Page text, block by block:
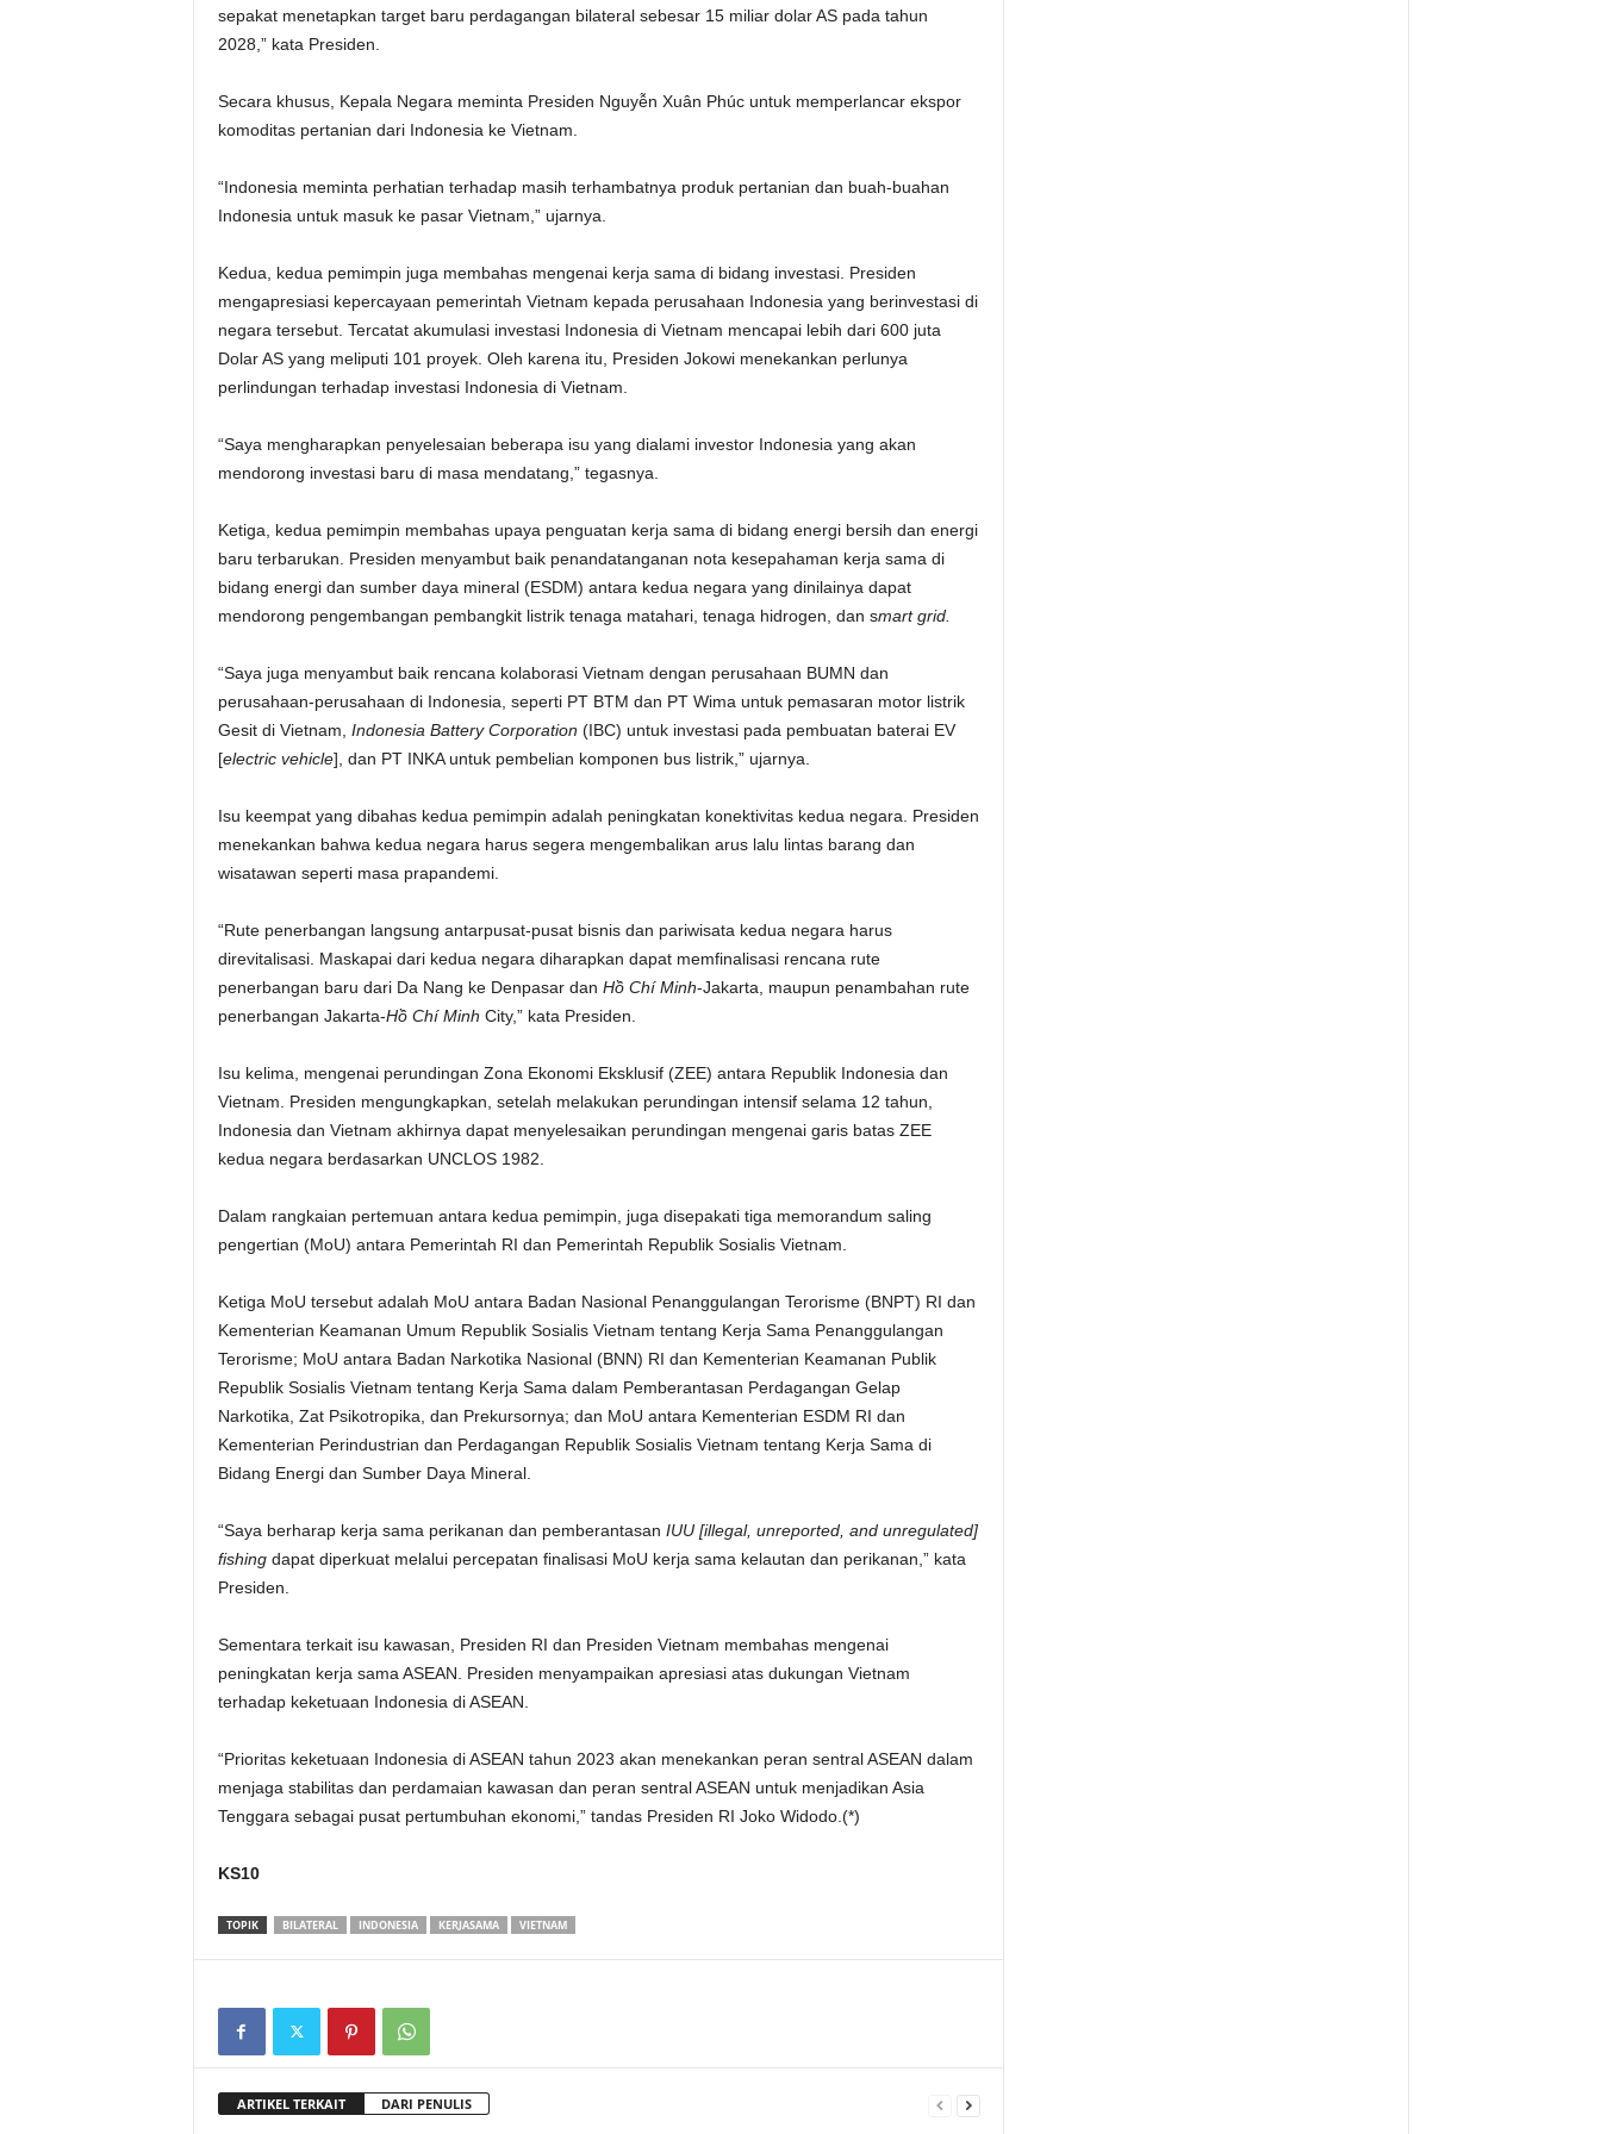
sepakat menetapkan target baru perdagangan bilateral sebesar 15 miliar dolar AS pada tahun
2028,” kata Presiden.
Secara khusus, Kepala Negara meminta Presiden Nguyễn Xuân Phúc untuk memperlancar ekspor
komoditas pertanian dari Indonesia ke Vietnam.
“Indonesia meminta perhatian terhadap masih terhambatnya produk pertanian dan buah-buahan
Indonesia untuk masuk ke pasar Vietnam,” ujarnya.
Kedua, kedua pemimpin juga membahas mengenai kerja sama di bidang investasi. Presiden
mengapresiasi kepercayaan pemerintah Vietnam kepada perusahaan Indonesia yang berinvestasi di
negara tersebut. Tercatat akumulasi investasi Indonesia di Vietnam mencapai lebih dari 600 juta
Dolar AS yang meliputi 101 proyek. Oleh karena itu, Presiden Jokowi menekankan perlunya
perlindungan terhadap investasi Indonesia di Vietnam.
“Saya mengharapkan penyelesaian beberapa isu yang dialami investor Indonesia yang akan
mendorong investasi baru di masa mendatang,” tegasnya.
Ketiga, kedua pemimpin membahas upaya penguatan kerja sama di bidang energi bersih dan energi
baru terbarukan. Presiden menyambut baik penandatanganan nota kesepahaman kerja sama di
bidang energi dan sumber daya mineral (ESDM) antara kedua negara yang dinilainya dapat
mendorong pengembangan pembangkit listrik tenaga matahari, tenaga hidrogen, dan smart grid.
“Saya juga menyambut baik rencana kolaborasi Vietnam dengan perusahaan BUMN dan
perusahaan-perusahaan di Indonesia, seperti PT BTM dan PT Wima untuk pemasaran motor listrik
Gesit di Vietnam, Indonesia Battery Corporation (IBC) untuk investasi pada pembuatan baterai EV
[electric vehicle], dan PT INKA untuk pembelian komponen bus listrik,” ujarnya.
Isu keempat yang dibahas kedua pemimpin adalah peningkatan konektivitas kedua negara. Presiden
menekankan bahwa kedua negara harus segera mengembalikan arus lalu lintas barang dan
wisatawan seperti masa prapandemi.
“Rute penerbangan langsung antarpusat-pusat bisnis dan pariwisata kedua negara harus
direvitalisasi. Maskapai dari kedua negara diharapkan dapat memfinalisasi rencana rute
penerbangan baru dari Da Nang ke Denpasar dan Hồ Chí Minh-Jakarta, maupun penambahan rute
penerbangan Jakarta-Hồ Chí Minh City,” kata Presiden.
Isu kelima, mengenai perundingan Zona Ekonomi Eksklusif (ZEE) antara Republik Indonesia dan
Vietnam. Presiden mengungkapkan, setelah melakukan perundingan intensif selama 12 tahun,
Indonesia dan Vietnam akhirnya dapat menyelesaikan perundingan mengenai garis batas ZEE
kedua negara berdasarkan UNCLOS 1982.
Dalam rangkaian pertemuan antara kedua pemimpin, juga disepakati tiga memorandum saling
pengertian (MoU) antara Pemerintah RI dan Pemerintah Republik Sosialis Vietnam.
Ketiga MoU tersebut adalah MoU antara Badan Nasional Penanggulangan Terorisme (BNPT) RI dan
Kementerian Keamanan Umum Republik Sosialis Vietnam tentang Kerja Sama Penanggulangan
Terorisme; MoU antara Badan Narkotika Nasional (BNN) RI dan Kementerian Keamanan Publik
Republik Sosialis Vietnam tentang Kerja Sama dalam Pemberantasan Perdagangan Gelap
Narkotika, Zat Psikotropika, dan Prekursornya; dan MoU antara Kementerian ESDM RI dan
Kementerian Perindustrian dan Perdagangan Republik Sosialis Vietnam tentang Kerja Sama di
Bidang Energi dan Sumber Daya Mineral.
“Saya berharap kerja sama perikanan dan pemberantasan IUU [illegal, unreported, and unregulated]
fishingdapat diperkuat melalui percepatan finalisasi MoU kerja sama kelautan dan perikanan,” kata
Presiden.
Sementara terkait isu kawasan, Presiden RI dan Presiden Vietnam membahas mengenai
peningkatan kerja sama ASEAN. Presiden menyampaikan apresiasi atas dukungan Vietnam
terhadap keketuaan Indonesia di ASEAN.
“Prioritas keketuaan Indonesia di ASEAN tahun 2023 akan menekankan peran sentral ASEAN dalam
menjaga stabilitas dan perdamaian kawasan dan peran sentral ASEAN untuk menjadikan Asia
Tenggara sebagai pusat pertumbuhan ekonomi,” tandas Presiden RI Joko Widodo.(*)
KS10
TOPIK BILATERAL INDONESIA KERJASAMA VIETNAM
ARTIKEL TERKAIT DARI PENULIS